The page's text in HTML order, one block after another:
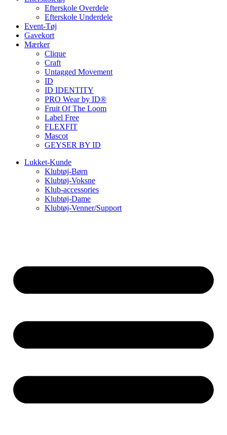
Efterskole Overdele
Efterskole Underdele
Event-Tøj
Gavekort
Mærker
Clique
Craft
Untagged Movement
ID
ID IDENTITY
PRO Wear by ID®
Fruit Of The Loom
Label Free
FLEXFIT
Mascot
GEYSER BY ID
Lukket-Kunde
Klubtøj-Børn
Klubtøj-Voksne
Klub-accessories
Klubtøj-Dame
Klubtøj-Venner/Support